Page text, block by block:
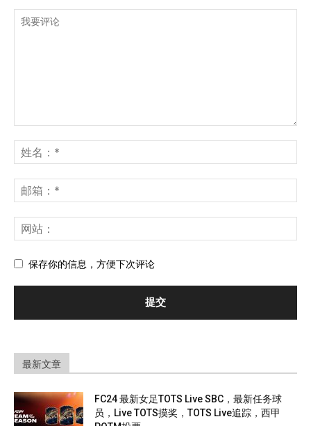
保存你的信息，方便下次评论
最新文章
FC24 最新女足TOTS Live SBC，最新任务球
员，Live TOTS摸奖，TOTS Live追踪，西甲